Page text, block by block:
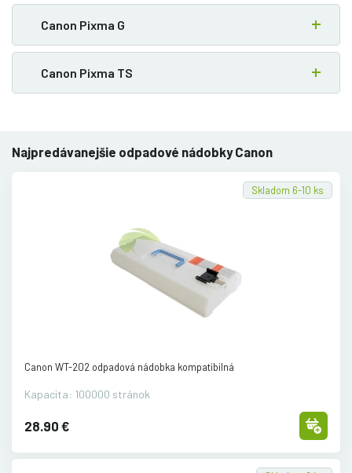
Canon Pixma G
Canon Pixma TS
Najpredávanejšie odpadové nádobky Canon
Skladom 6-10 ks
Canon WT-202 odpadová nádobka kompatibilná
Kapacita: 100000 stránok
28.90 €